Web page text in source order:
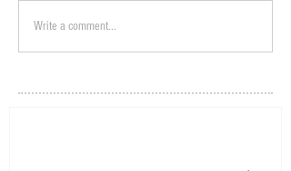
Write a comment...